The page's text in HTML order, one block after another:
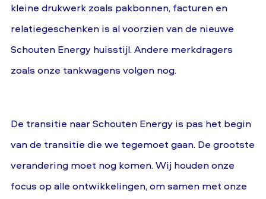
kleine drukwerk zoals pakbonnen, facturen en
relatiegeschenken is al voorzien van de nieuwe
Schouten Energy huisstijl. Andere merkdragers
zoals onze tankwagens volgen nog.
De transitie naar Schouten Energy is pas het begin
van de transitie die we tegemoet gaan. De grootste
verandering moet nog komen. Wij houden onze
focus op alle ontwikkelingen, om samen met onze